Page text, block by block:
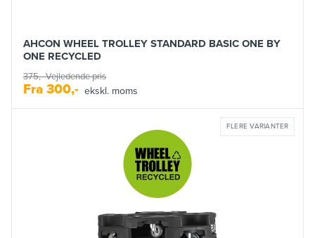
AHCON WHEEL TROLLEY STANDARD BASIC ONE BY
ONE RECYCLED
375,-Vejledende pris
Fra 300,- ekskl. moms
FLERE VARIANTER